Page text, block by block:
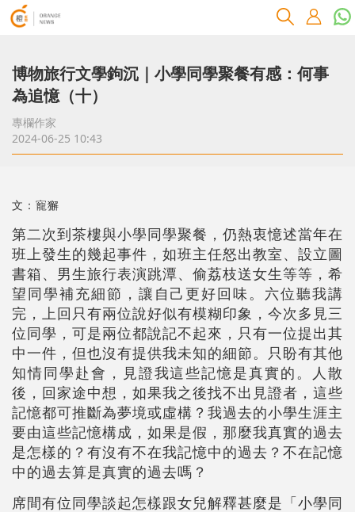
博物旅行文學鉤沉｜小學同學聚餐有感：何事
為追憶（十）
專欄作家
2024-06-25 10:43
文：寵獬
第二次到茶樓與小學同學聚餐，仍熱衷憶述當年在
班上發生的幾起事件，如班主任怒出教室、設立圖
書箱、男生旅行表演跳潭、偷荔枝送女生等等，希
望同學補充細節，讓自己更好回味。六位聽我講
完，上回只有兩位說好似有模糊印象，今次多見三
位同學，可是兩位都說記不起來，只有一位提出其
中一件，但也沒有提供我未知的細節。只盼有其他
知情同學赴會，見證我這些記憶是真實的。人散
後，回家途中想，如果我之後找不出見證者，這些
記憶都可推斷為夢境或虛構？我過去的小學生涯主
要由這些記憶構成，如果是假，那麼我真實的過去
是怎樣的？有沒有不在我記憶中的過去？不在記憶
中的過去算是真實的過去嗎？
席間有位同學談起怎樣跟女兒解釋甚麼是「小學同